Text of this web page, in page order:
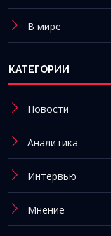
В мире
КАТЕГОРИИ
Новости
Аналитика
Интервью
Мнение